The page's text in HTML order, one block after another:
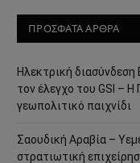
ΠΡΟΣΦΑΤΑ ΑΡΘΡΑ
Ηλεκτρική
τον έλεγχο του GSI – Η
γεωπολιτικό παιχνίδι
Σαουδική Αραβία –
στρατιωτική